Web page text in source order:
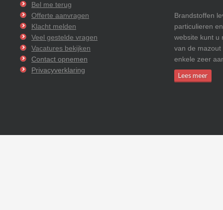
Bel me terug
Offerte aanvragen
Klacht melden
Veel gestelde vragen
Vacatures bekijken
Contact opnemen
Privacyverklaring
Brandstoffen
particulieren
website kunt u
van de
enkele zeer
Lees meer